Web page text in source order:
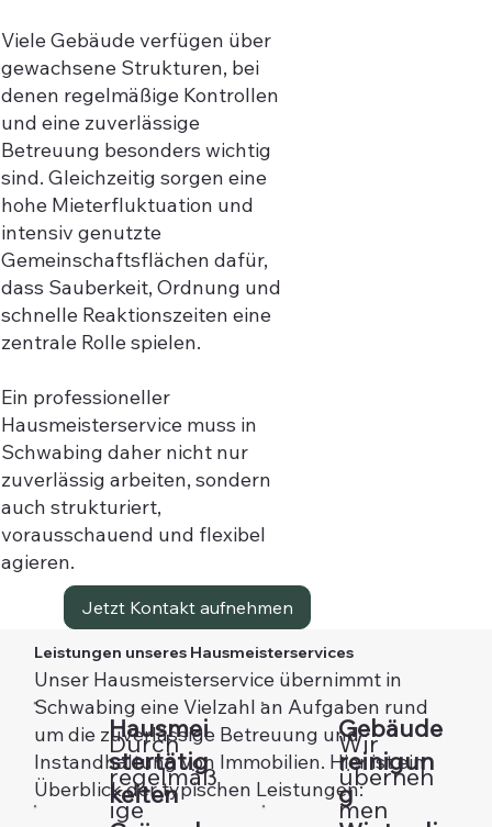
Viele Gebäude verfügen über
gewachsene Strukturen, bei
denen regelmäßige Kontrollen
und eine zuverlässige
Betreuung besonders wichtig
sind. Gleichzeitig sorgen eine
hohe Mieterfluktuation und
intensiv genutzte
Gemeinschaftsflächen dafür,
dass Sauberkeit, Ordnung und
schnelle Reaktionszeiten eine
zentrale Rolle spielen.
Ein professioneller
Hausmeisterservice muss in
Schwabing daher nicht nur
zuverlässig arbeiten, sondern
auch strukturiert,
vorausschauend und flexibel
agieren.
Jetzt Kontakt aufnehmen
Leistungen unseres Hausmeisterservices
Unser Hausmeisterservice übernimmt in
Schwabing eine Vielzahl an Aufgaben rund
um die zuverlässige Betreuung und
Instandhaltung von Immobilien. Hier ist ein
Überblick der typischen Leistungen:
Durch
regelmäß
ige
Hausmei
stertätig
keiten
Gebäude
reinigun
g
Wir
überneh
men